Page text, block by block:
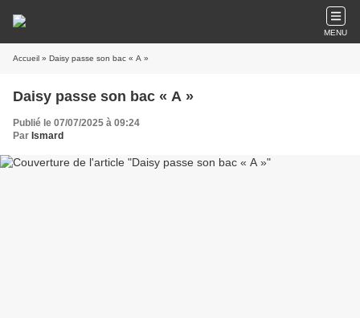
MENU
Accueil » Daisy passe son bac « A »
Daisy passe son bac « A »
Publié le 07/07/2025 à 09:24
Par Ismard